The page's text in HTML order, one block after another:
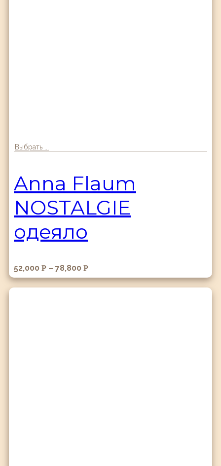
Выбрать ...
Anna Flaum
NOSTALGIE
одеяло
52,000 Р – 78,800 Р